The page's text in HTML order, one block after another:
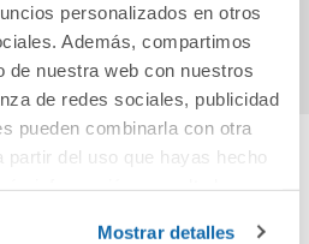
personalizados en otros
Además, compartimos
de nuestra web con nuestros
de redes sociales, publicidad
pueden combinarla con otra
partir del uso que hayas hecho
Mostrar detalles
Comprar
tu opinión